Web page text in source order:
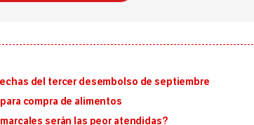
del tercer desembolso de septiembre
compra de alimentos
serán las peor atendidas?